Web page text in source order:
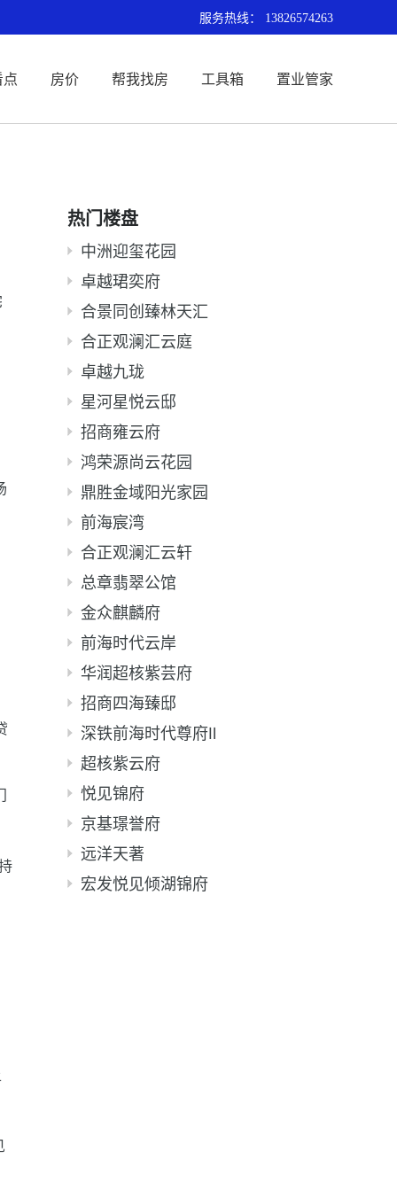
服务热线： 13826574263
房价 帮我找房 工具箱 置业管家
热门楼盘
中洲迎玺花园
卓越珺奕府
合景同创臻林天汇
合正观澜汇云庭
卓越九珑
星河星悦云邸
招商雍云府
鸿荣源尚云花园
鼎胜金域阳光家园
前海宸湾
合正观澜汇云轩
总章翡翠公馆
金众麒麟府
前海时代云岸
华润超核紫芸府
招商四海臻邸
深铁前海时代尊府Ⅱ
超核紫云府
悦见锦府
京基璟誉府
远洋天著
宏发悦见倾湖锦府